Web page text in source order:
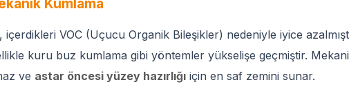
Kumlama
VOC (Uçucu Organik Bileşikler) nedeniyle iyice
kuru buz kumlama gibi yöntemler yükselişe geçmiştir.
ve astar öncesi yüzey hazırlığı için en saf zemini sunar.